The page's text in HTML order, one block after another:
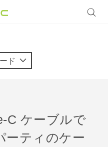
ド
C ケーブルで
ーティのケー